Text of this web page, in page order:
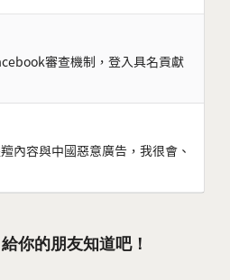
審查機制，登入具名貢獻
內容與中國惡意廣告，我很會、
你的朋友知道吧！